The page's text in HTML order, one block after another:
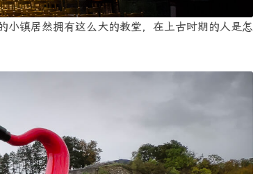
小镇居然拥有这么大的教堂，在上古时期的人是怎